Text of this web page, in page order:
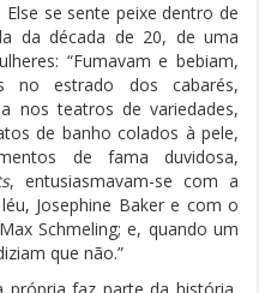
se sente peixe dentro de
da década de 20, de uma
“Fumavam e bebiam,
no estrado dos cabarés,
nos teatros de variedades,
de banho colados à pele,
de fama duvidosa,
, entusiasmavam-se com a
Josephine Baker e com o
Schmeling; e, quando um
que não.”